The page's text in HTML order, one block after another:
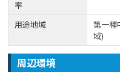
率
用途地域
第一種
域)
周辺環境